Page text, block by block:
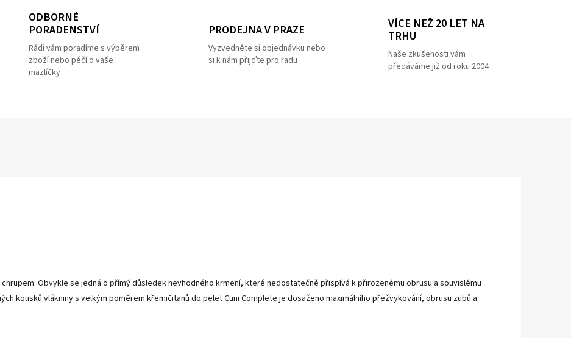
ODBORNÉ
PORADENSTVÍ
Rádi vám poradíme s výběrem
zboží nebo péčí o vaše
mazlíčky
PRODEJNA V PRAZE
Vyzvedněte si objednávku nebo
si k nám přijďte pro radu
VÍCE NEŽ 20 LET NA
TRHU
Naše zkušenosti vám
předáváme již od roku 2004
Obvykle se jedná o přímý důsledek nevhodného krmení, které nedostatečně přispívá k přirozenému obrusu a souvislému
kousků vlákniny s velkým poměrem křemičitanů do pelet Cuni Complete je dosaženo maximálního přežvykování, obrusu zubů a